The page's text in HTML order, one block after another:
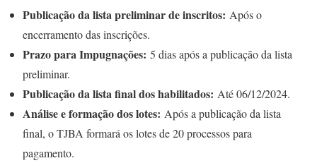
Publicação da lista preliminar de inscritos: Após o
encerramento das inscrições.
Prazo para Impugnações: 5 dias após a publicação da lista
preliminar.
Publicação da lista final dos habilitados: Até 06/12/2024.
Análise e formação dos lotes: Após a publicação da lista
final, o TJBA formará os lotes de 20 processos para
pagamento.